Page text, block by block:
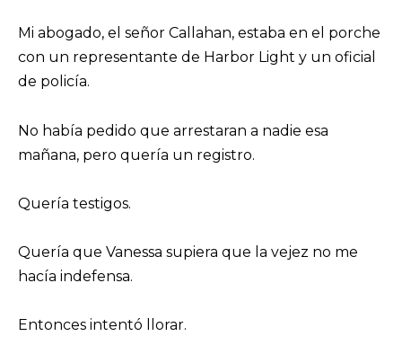
Mi abogado, el señor Callahan, estaba en el porche
con un representante de Harbor Light y un oficial
de policía.
No había pedido que arrestaran a nadie esa
mañana, pero quería un registro.
Quería testigos.
Quería que Vanessa supiera que la vejez no me
hacía indefensa.
Entonces intentó llorar.